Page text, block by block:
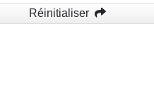
Réinitialiser